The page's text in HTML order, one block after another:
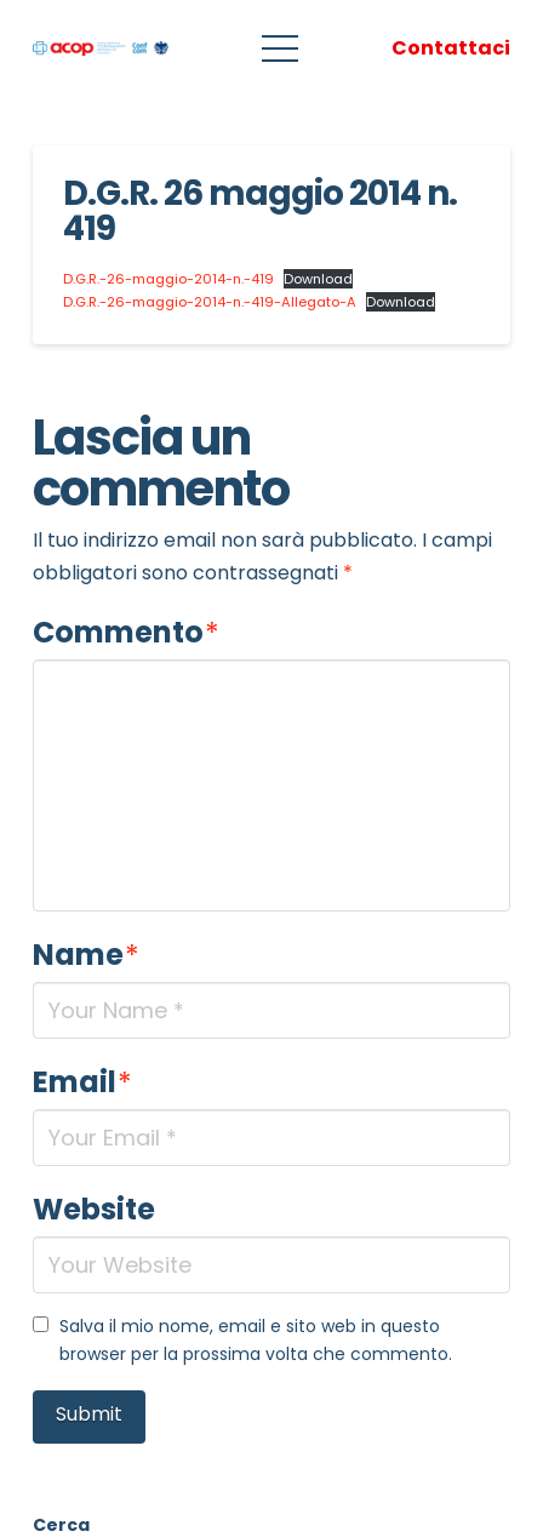
Contattaci
D.G.R. 26 maggio 2014 n.
419
D.G.R.-26-maggio-2014-n.-419
Download
D.G.R.-26-maggio-2014-n.-419-Allegato-A
Download
Lascia un
commento
Il tuo indirizzo email non sarà pubblicato. I campi
obbligatori sono contrassegnati *
Commento*
Name*
Email*
Website
Salva il mio nome, email e sito web in questo
browser per la prossima volta che commento.
Cerca